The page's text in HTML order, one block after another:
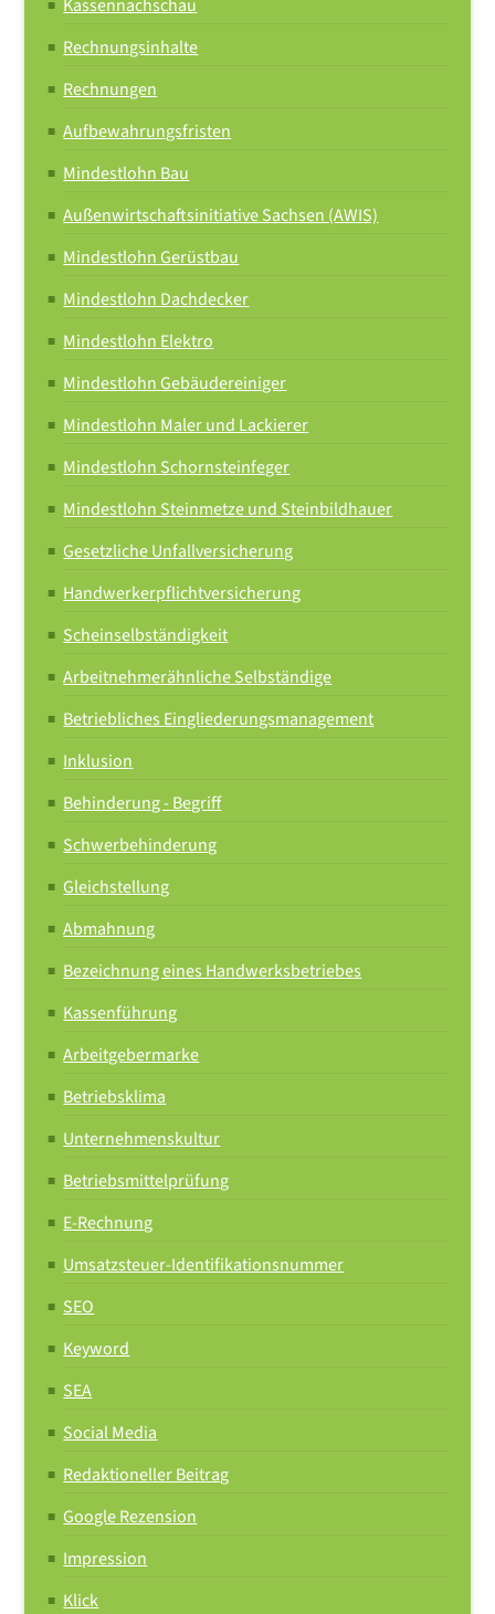
Kassennachschau
Rechnungsinhalte
Rechnungen
Aufbewahrungsfristen
Mindestlohn Bau
Außenwirtschaftsinitiative Sachsen (AWIS)
Mindestlohn Gerüstbau
Mindestlohn Dachdecker
Mindestlohn Elektro
Mindestlohn Gebäudereiniger
Mindestlohn Maler und Lackierer
Mindestlohn Schornsteinfeger
Mindestlohn Steinmetze und Steinbildhauer
Gesetzliche Unfallversicherung
Handwerkerpflichtversicherung
Scheinselbständigkeit
Arbeitnehmerähnliche Selbständige
Betriebliches Eingliederungsmanagement
Inklusion
Behinderung - Begriff
Schwerbehinderung
Gleichstellung
Abmahnung
Bezeichnung eines Handwerksbetriebes
Kassenführung
Arbeitgebermarke
Betriebsklima
Unternehmenskultur
Betriebsmittelprüfung
E-Rechnung
Umsatzsteuer-Identifikationsnummer
SEO
Keyword
SEA
Social Media
Redaktioneller Beitrag
Google Rezension
Impression
Klick